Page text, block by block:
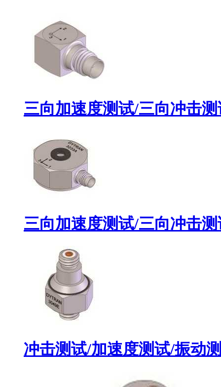
三向加速度测试/三向冲击
三向加速度测试/三向冲击
冲击测试/加速度测试/振动